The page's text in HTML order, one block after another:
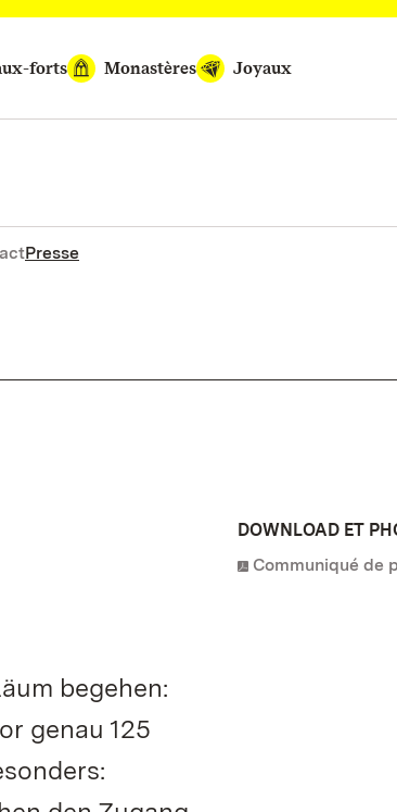
forts Monastères Joyaux
Presse
begehen:
genau 125
DOWNLOAD ET
Communiqué de